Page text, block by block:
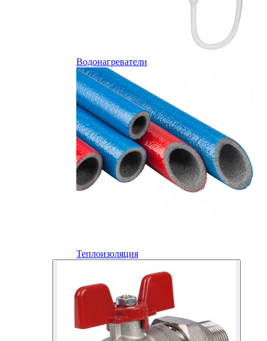
Водонагреватели
Теплоизоляция